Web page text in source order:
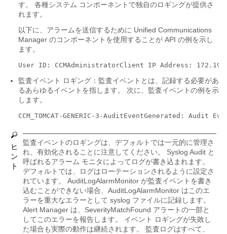
す。 各種システム コンポーネントで独自のロギングが提供さ
れます。
以下に、アラームを送信するために Unified Communications
Manager のコンポーネントを使用することが API の例を示し
ます。
監査イベント ロギング：監査イベントとは、記録する必要があ
るあらゆるイベントを指します。 次に、監査イベントの例を示
します。
ヒ
ン
ト
監査イベントのロギングは、デフォルトでは一元的に管理さ
れ、有効化されることに注意してください。 Syslog Audit と
呼ばれるアラーム モニタによってログが書き込まれます。
デフォルトでは、ログはローテーションされるように設定さ
れています。 AuditLogAlarmMonitor が監査イベントを書き
込むことができない場合、AuditLogAlarmMonitor はこのエ
ラーを重大なエラーとして syslog ファイルに記録します。
Alert Manager は、SeverityMatchFound アラートの一部と
してこのエラーを報告します。 イベント ロギングが失敗し
た場合も実際の動作は継続されます。 監査ログはすべて、